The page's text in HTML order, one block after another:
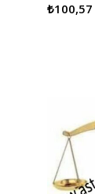
₺100,57